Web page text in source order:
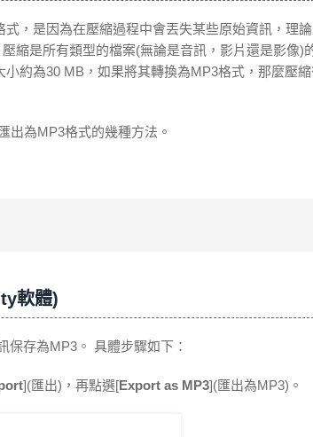
，是因為在壓縮過程中會丟失某些原始資訊，理
縮是所有類型的檔案(無論是音訊，影片還是影像)
約為30 MB，如果將其轉換為MP3格式，那麼壓
出為MP3格式的幾種方法。
軟體)
存為MP3。 具體步驟如下：
](匯出)，再點選[Export as MP3](匯出為MP3)。